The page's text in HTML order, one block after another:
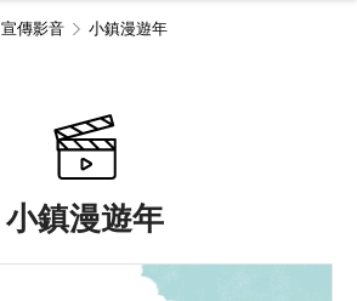
宣傳影音 小鎮漫遊年
小鎮漫遊年